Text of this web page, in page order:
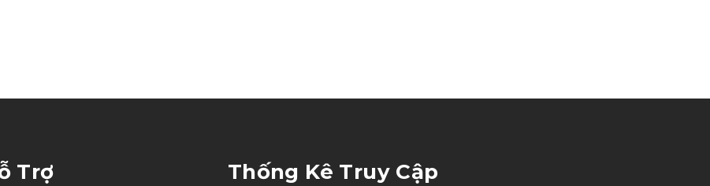
Trợ Thống Kê Truy Cập